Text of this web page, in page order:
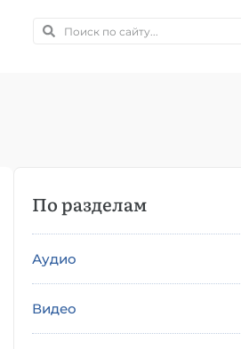
По разделам
Аудио
Видео